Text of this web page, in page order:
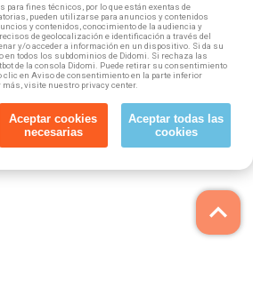
keyboard_arrow_up
para fines técnicos, por lo que están exentas de
pueden utilizarse para anuncios y contenidos
y contenidos, conocimiento de la audiencia y
de geolocalización e identificación a través del
y/o acceder a información en un dispositivo. Si da su
en todos los subdominios de Didomi. Si rechaza las
de la consola Didomi. Puede retirar su consentimiento
clic en Aviso de consentimiento en la parte inferior
más, visite nuestro privacy center.
Aceptar cookies
necesarias
Aceptar todas las
cookies